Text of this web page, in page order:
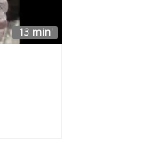
13 min'